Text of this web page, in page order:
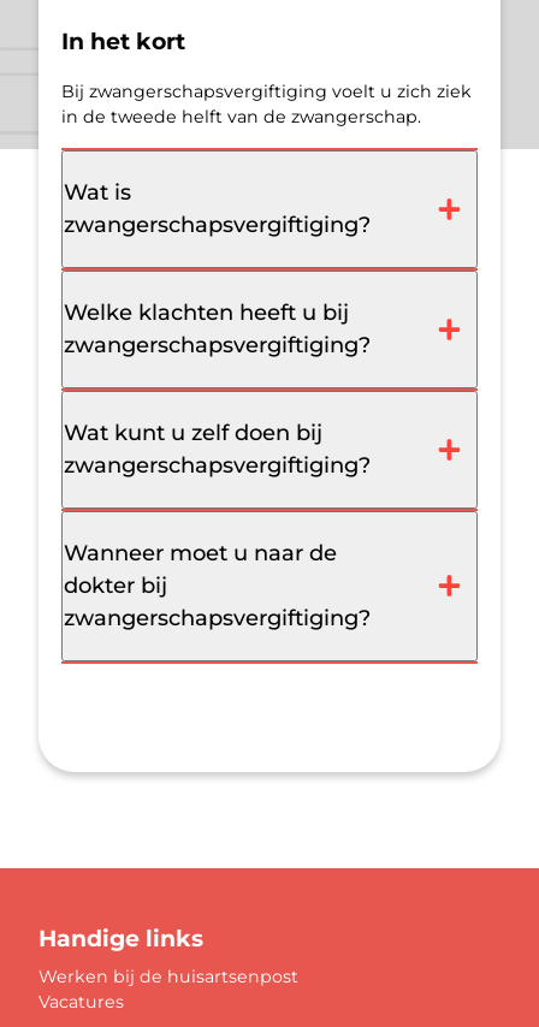
In het kort
Bij zwangerschapsvergiftiging voelt u zich ziek
in de tweede helft van de zwangerschap.
Wat is
zwangerschapsvergiftiging?
Welke klachten heeft u bij
zwangerschapsvergiftiging?
Wat kunt u zelf doen bij
zwangerschapsvergiftiging?
Wanneer moet u naar de
dokter bij
zwangerschapsvergiftiging?
Handige links
Werken bij de huisartsenpost
Vacatures